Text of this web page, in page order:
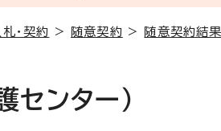
札・契約 > 随意契約 > 随意契約結果
センター）